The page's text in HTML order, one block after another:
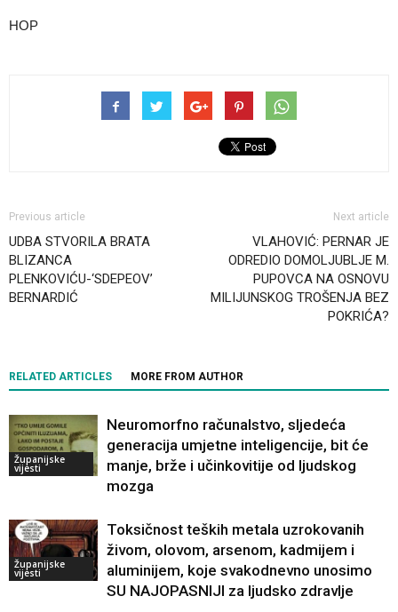
HOP
Previous article
UDBA STVORILA BRATA
BLIZANCA
PLENKOVIĆU-‘SDEPEOV’
BERNARDIĆ
Next article
VLAHOVIĆ: PERNAR JE
ODREDIO DOMOLJUBLJE M.
PUPOVCA NA OSNOVU
MILIJUNSKOG TROŠENJA BEZ
POKRIĆA?
RELATED ARTICLES MORE FROM AUTHOR
Županijske
vijesti
Neuromorfno računalstvo, sljedeća
generacija umjetne inteligencije, bit će
manje, brže i učinkovitije od ljudskog
mozga
Županijske
vijesti
Toksičnost teških metala uzrokovanih
živom, olovom, arsenom, kadmijem i
aluminijem, koje svakodnevno unosimo
SU NAJOPASNIJI za ljudsko zdravlje